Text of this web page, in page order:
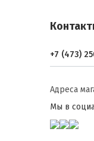
+7 (473)
Адреса
Мы в